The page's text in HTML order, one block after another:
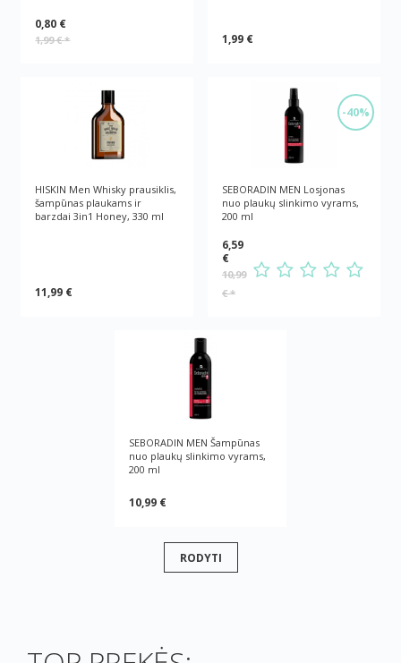
0,80 €
1,99 €* 1,99 €
HISKIN Men Whisky prausiklis,
šampūnas plaukams ir
barzdai 3in1 Honey, 330 ml
11,99 €
-40%
SEBORADIN MEN Losjonas
nuo plaukų slinkimo vyrams,
200 ml
6,59
€
10,99
€*
SEBORADIN MEN Šampūnas
nuo plaukų slinkimo vyrams,
200 ml
10,99 €
RODYTI